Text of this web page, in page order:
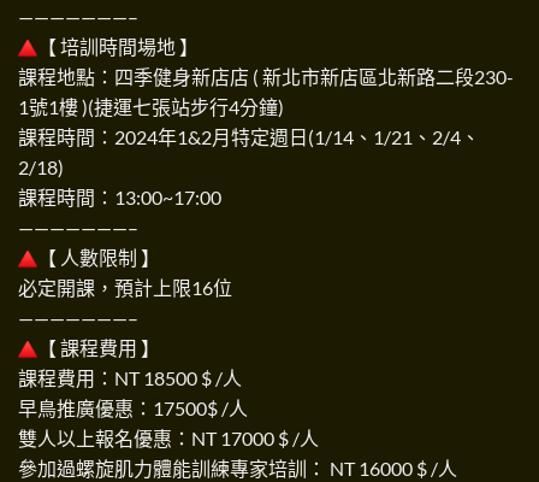
———————–
【 培訓時間場地 】
課程地點：四季健身新店店 ( 新北市新店區北新路二段230-
1號1樓 )(捷運七張站步行4分鐘)
課程時間：2024年1&2月特定週日(1/14、1/21、2/4、
2/18)
課程時間：13:00~17:00
———————–
【 人數限制 】
必定開課，預計上限16位
———————–
【 課程費用 】
課程費用：NT 18500 $ /人
早鳥推廣優惠：17500$ /人
雙人以上報名優惠：NT 17000 $ /人
參加過螺旋肌力體能訓練專家培訓： NT 16000 $ /人